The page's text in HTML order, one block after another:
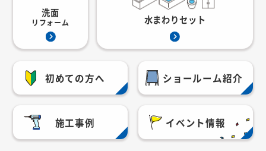
洗面
リフォーム 水まわりセット
初めての方へ ショールーム紹介
施工事例 イベント情報